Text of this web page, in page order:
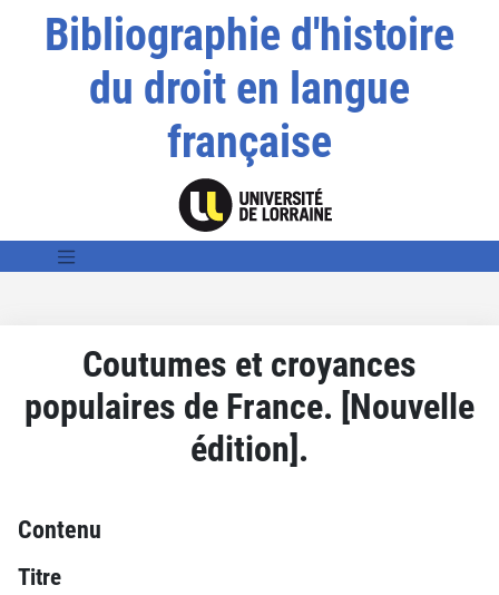
Bibliographie d'histoire
du droit en langue
française
Coutumes et croyances
populaires de France. [Nouvelle
édition].
Contenu
Titre